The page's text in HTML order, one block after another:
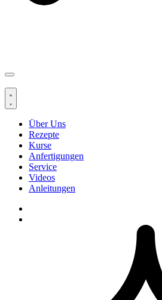
Über Uns
Rezepte
Kurse
Anfertigungen
Service
Videos
Anleitungen